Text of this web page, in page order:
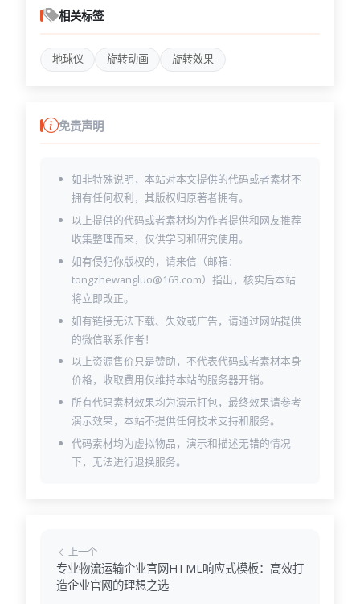
相关标签
地球仪 旋转动画 旋转效果
免责声明
如非特殊说明，本站对本文提供的代码或者素材不
拥有任何权利，其版权归原著者拥有。
以上提供的代码或者素材均为作者提供和网友推荐
收集整理而来，仅供学习和研究使用。
如有侵犯你版权的，请来信（邮箱：
tongzhewangluo@163.com）指出，核实后本站
将立即改正。
如有链接无法下载、失效或广告，请通过网站提供
的微信联系作者！
以上资源售价只是赞助，不代表代码或者素材本身
价格，收取费用仅维持本站的服务器开销。
所有代码素材效果均为演示打包，最终效果请参考
演示效果，本站不提供任何技术支持和服务。
代码素材均为虚拟物品，演示和描述无错的情况
下，无法进行退换服务。
上一个
专业物流运输企业官网HTML响应式模板：高效打
造企业官网的理想之选